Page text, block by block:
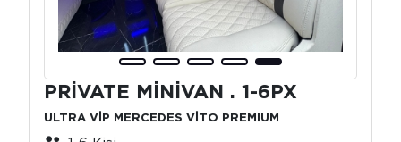
PRİVATE MİNİVAN . 1-6PX
ULTRA VİP MERCEDES VİTO PREMIUM